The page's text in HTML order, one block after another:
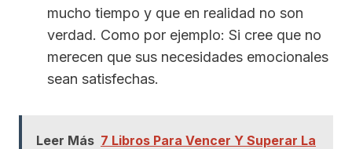
mucho tiempo y que en realidad no son
verdad. Como por ejemplo: Si cree que no
merecen que sus necesidades emocionales
sean satisfechas.
Leer Más 7 Libros Para Vencer Y Superar La